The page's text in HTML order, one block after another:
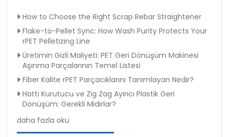
How to Choose the Right Scrap Rebar Straightener
Flake-to-Pellet Sync: How Wash Purity Protects Your
rPET Pelletizing Line
Üretimin Gizli Maliyeti: PET Geri Dönüşüm Makinesi
Aşınma Parçalarının Temel Listesi
Fiber Kalite rPET Parçacıklarını Tanımlayan Nedir?
Hattı Kurutucu ve Zig Zag Ayırıcı Plastik Geri
Dönüşüm: Gerekli Midirlar?
daha fazla oku